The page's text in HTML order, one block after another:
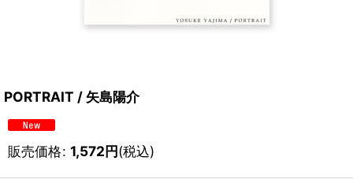
PORTRAIT / 矢島陽介
販売価格: 1,572円(税込)